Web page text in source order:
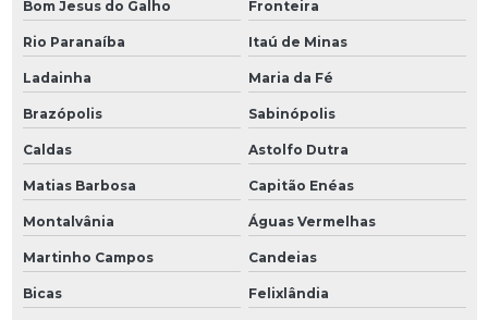
Bom Jesus do Galho Fronteira
Rio Paranaíba Itaú de Minas
Ladainha Maria da Fé
Brazópolis Sabinópolis
Caldas Astolfo Dutra
Matias Barbosa Capitão Enéas
Montalvânia Águas Vermelhas
Martinho Campos Candeias
Bicas Felixlândia